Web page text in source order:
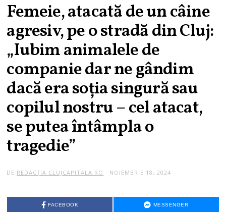
Femeie, atacată de un câine
agresiv, pe o stradă din Cluj:
„Iubim animalele de
companie dar ne gândim
dacă era soția singură sau
copilul nostru – cel atacat,
se putea întâmpla o
tragedie”
DE REDACȚIA CLUJCAPITALA.RO NOIEMBRIE 18, 2024
FACEBOOK MESSENGER